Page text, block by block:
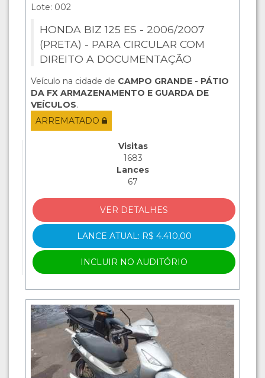
Lote: 002
HONDA BIZ 125 ES - 2006/2007
(PRETA) - PARA CIRCULAR COM
DIREITO A DOCUMENTAÇÃO
Veículo na cidade de CAMPO GRANDE - PÁTIO
DA FX ARMAZENAMENTO E GUARDA DE
VEÍCULOS.
ARREMATADO
Visitas
1683
Lances
67
VER DETALHES
LANCE ATUAL: R$ 4.410,00
INCLUIR NO AUDITÓRIO